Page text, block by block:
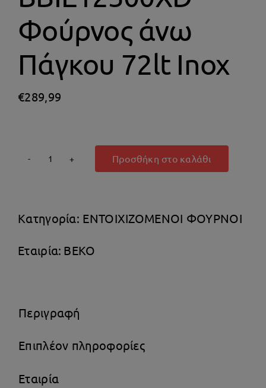
Φούρνος άνω
Πάγκου 72lt Inox
€289,99
άνω
Πάγκου
ποσότητα
Προσθήκη στο καλάθι
Κατηγορία: ΕΝΤΟΙΧΙΖΟΜΕΝΟΙ ΦΟΥΡΝΟΙ
Εταιρία: BEKO
Περιγραφή
Επιπλέον πληροφορίες
Εταιρία